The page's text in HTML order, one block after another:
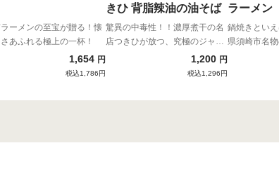
ーメンの至宝が贈る！懐
あふれる極上の一杯！
1,654 円
税込1,786円
きひ 背脂辣油の油そば
驚異の中毒性！！濃厚煮干の名
店つきひが放つ、究極のジャン
ク背脂まぜそば！とにかく、ク
1,200 円
税込1,296円
ラーメン
鍋焼きとい
県須崎市名